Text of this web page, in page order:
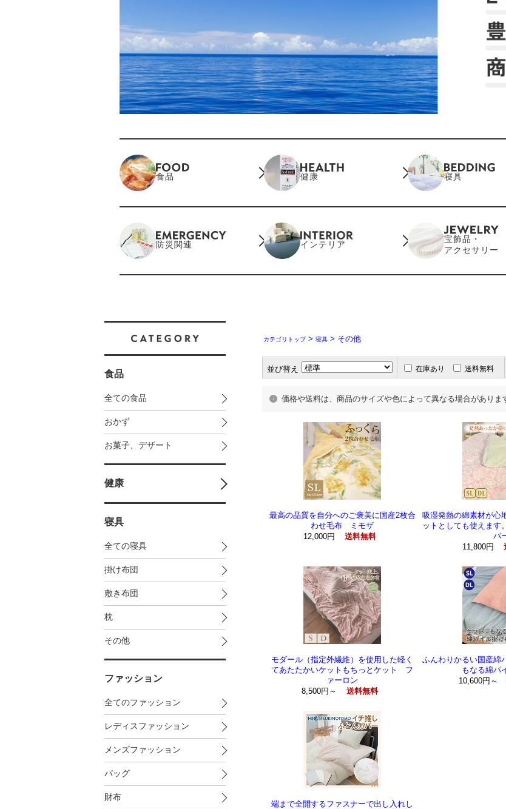
食品 健康 寝具
防災関連 インテリア
宝飾品・
アクセサリー
食品
全ての食品
おかず
お菓子、デザート
健康
寝具
全ての寝具
掛け布団
敷き布団
枕
その他
ファッション
全てのファッション
レディスファッション
メンズファッション
バッグ
財布
カテゴリトップ> 寝具 > その他
並び替え 在庫あり 送料無料
価格や送料は、商品のサイズや色によって異なる場合がありま
最高の品質を自分へのご褒美に国産2枚合
わせ毛布 ミモザ
12,000円
送料無料
吸湿発熱の綿素材が心
ットとしても使えます
バ
11,800円
モダール（指定外繊維）を使用した軽く
てあたたかいケットもちっとケット フ
ァーロン
8,500円～
送料無料
ふんわりかるい国産綿
もなる綿パ
10,600円～
端まで全開するファスナーで出し入れし